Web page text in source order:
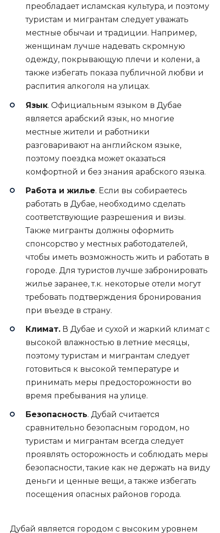
преобладает исламская культура, и поэтому
туристам и мигрантам следует уважать
местные обычаи и традиции. Например,
женщинам лучше надевать скромную
одежду, покрывающую плечи и колени, а
также избегать показа публичной любви и
распития алкоголя на улицах.
Язык. Официальным языком в Дубае
является арабский язык, но многие
местные жители и работники
разговаривают на английском языке,
поэтому поездка может оказаться
комфортной и без знания арабского языка.
Работа и жилье. Если вы собираетесь
работать в Дубае, необходимо сделать
соответствующие разрешения и визы.
Также мигранты должны оформить
спонсорство у местных работодателей,
чтобы иметь возможность жить и работать в
городе. Для туристов лучше забронировать
жилье заранее, т.к. некоторые отели могут
требовать подтверждения бронирования
при въезде в страну.
Климат. В Дубае и сухой и жаркий климат с
высокой влажностью в летние месяцы,
поэтому туристам и мигрантам следует
готовиться к высокой температуре и
принимать меры предосторожности во
время пребывания на улице.
Безопасность. Дубай считается
сравнительно безопасным городом, но
туристам и мигрантам всегда следует
проявлять осторожность и соблюдать меры
безопасности, такие как не держать на виду
деньги и ценные вещи, а также избегать
посещения опасных районов города.
Дубай является городом с высоким уровнем